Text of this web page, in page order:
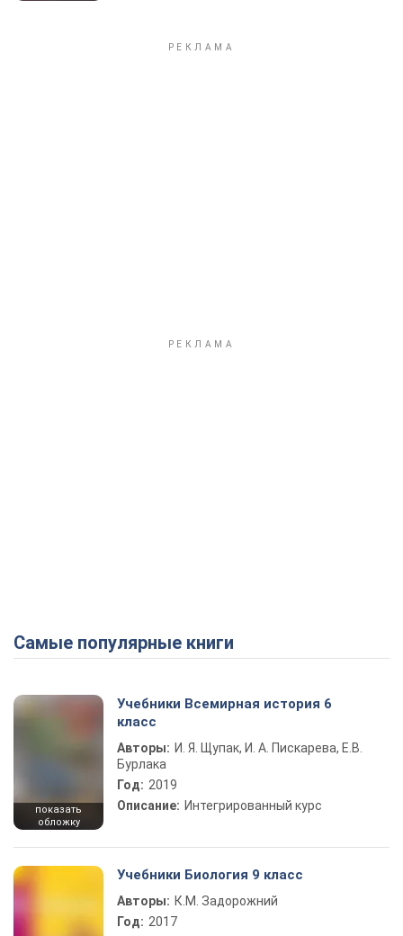
Самые популярные книги
показать
обложку
Учебники Всемирная история 6
класс
Авторы: И. Я. Щупак, И. А. Пискарева, Е.В.
Бурлака
Год: 2019
Описание: Интегрированный курс
Учебники Биология 9 класс
Авторы: К.М. Задорожний
Год: 2017